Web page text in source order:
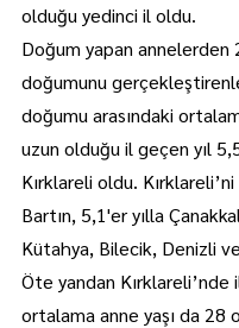
olduğu yedinci il oldu.
Doğum yapan
doğumunu
doğumu arasındaki
uzun olduğu il geçen yıl
Kırklareli oldu. Kırklareli’ni
Bartın, 5,1'er yılla
Kütahya, Bilecik, Denizli
Öte yandan Kırklareli’nde
ortalama anne yaşı da 28